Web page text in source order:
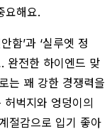
요해요.
함’과 ‘실루엣 정
완전한 하이엔드 맞
는 꽤 강한 경쟁력을
벅지와 엉덩이의
절감으로 입기 좋아